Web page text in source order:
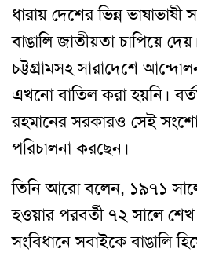
ধারায় দেশের ভিন্ন
বাঙালি জাতীয়তা চাপিয়ে
চট্টগ্রামসহ সারাদেশে
এখনো বাতিল করা হয়নি।
রহমানের সরকারও সেই
পরিচালনা করছেন।
তিনি আরো বলেন, ১৯৭১ সালে
হওয়ার পরবর্তী ৭২ সালে
সংবিধানে সবাইকে বাঙালি